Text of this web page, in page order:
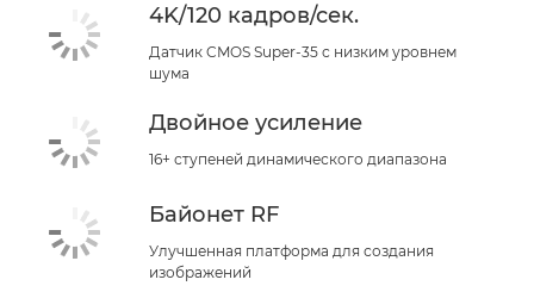
4K/120 кадров/сек.
Датчик CMOS Super-35 с низким уровнем
шума
Двойное усиление
16+ ступеней динамического диапазона
Байонет RF
Улучшенная платформа для создания
изображений